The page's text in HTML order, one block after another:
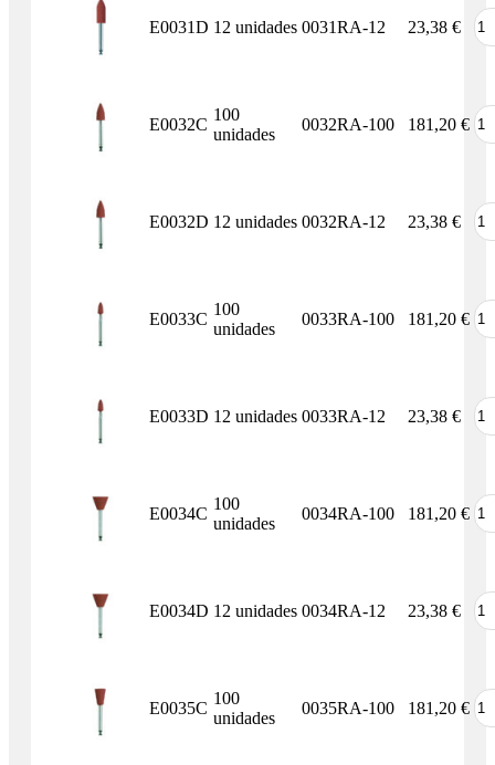
E0031D 12 unidades 0031RA-12 23,38 €
E0032C
100
unidades
0032RA-100 181,20 €
E0032D 12 unidades 0032RA-12 23,38 €
E0033C
100
unidades
0033RA-100 181,20 €
E0033D 12 unidades 0033RA-12 23,38 €
E0034C
100
unidades
0034RA-100 181,20 €
E0034D 12 unidades 0034RA-12 23,38 €
E0035C
100
unidades
0035RA-100 181,20 €